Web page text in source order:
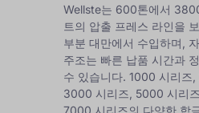
Wellste는 600톤에서
트의 압출 프레스 라인을
부분 대만에서 수입하며,
주조는 빠른 납품 시간과
수 있습니다. 1000 시리즈
3000 시리즈, 5000 시리
7000 시리즈의 다양한 합